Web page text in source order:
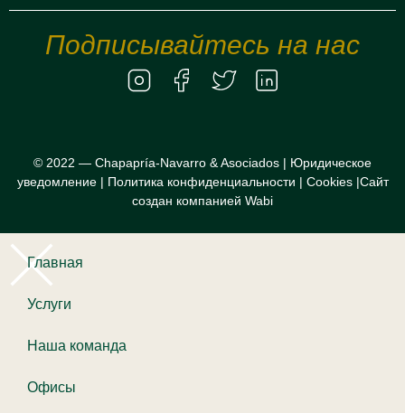
Подписывайтесь на нас
© 2022 — Chapapría-Navarro & Asociados | Юридическое
уведомление| Политика конфиденциальности | Cookies|Сайт
создан компанией Wabi
Главная
Услуги
Наша команда
Офисы